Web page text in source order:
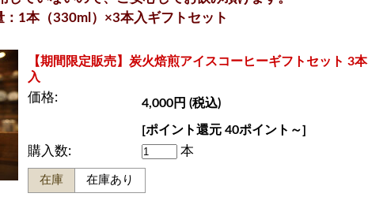
：1本（330ml）×3本入ギフトセット
【期間限定販売】炭火焙煎アイスコーヒーギフトセット 3本
入
価格:
4,000円 (税込)
[ポイント還元 40ポイント～]
購入数:
本
在庫 在庫あり